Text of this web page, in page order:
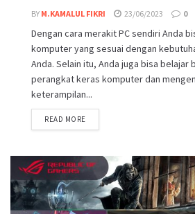
BY M.KAMALUL FIKRI 23/06/2023 0
Dengan cara merakit PC sendiri Anda
komputer yang sesuai dengan
Anda. Selain itu, Anda juga bisa belajar
perangkat keras komputer dan
keterampilan...
READ MOREDETAILS